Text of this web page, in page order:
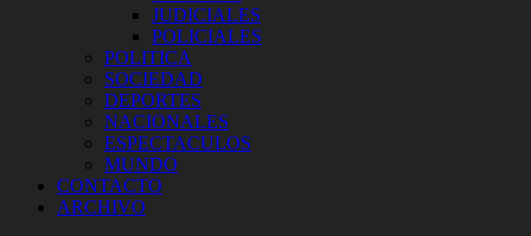
JUDICIALES
POLICIALES
POLITICA
SOCIEDAD
DEPORTES
NACIONALES
ESPECTACULOS
MUNDO
CONTACTO
ARCHIVO